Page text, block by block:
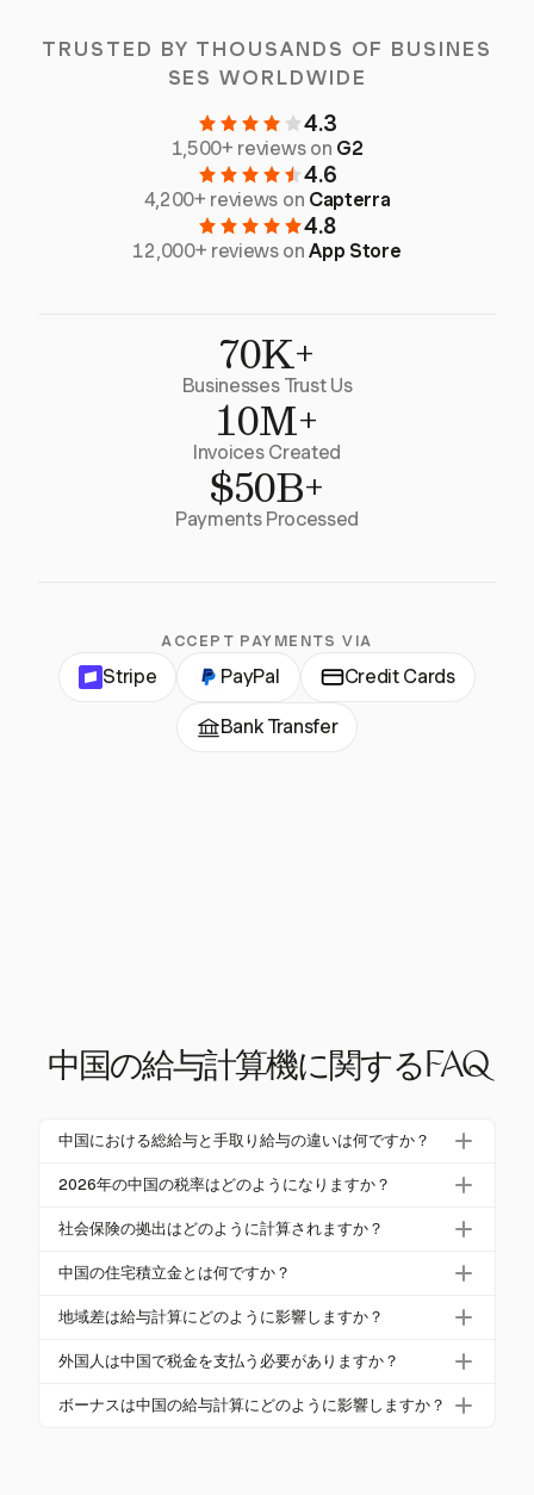
TRUSTED BY THOUSANDS OF BUSINES
SES WORLDWIDE
4.3
1,500+ reviews on G2
4.6
4,200+ reviews on Capterra
4.8
12,000+ reviews onApp Store
70K+
Businesses Trust Us
10M+
Invoices Created
$50B+
Payments Processed
ACCEPT PAYMENTS VIA
Stripe PayPal Credit Cards
Bank Transfer
中国の給与計算機に関するFAQ
中国における総給与と手取り給与の違いは何ですか？
中国における総給与は、税金や社会保険などの控除
除後の手元に残る金額です。
2026年の中国の税率はどのようになりますか？
中国の2026年の税率は3%から45%の範囲で、居住者
育や家賃などの費用に対する追加控除も適用されま
社会保険の拠出はどのように計算されますか？
中国の社会保険の拠出は、年金や医療などの5つの分
用主は年金に最大16%を拠出し、従業員は8%を拠出
中国の住宅積立金とは何ですか？
住宅積立金は、住宅費用のための義務的な貯蓄制度
の範囲で拠出します。
地域差は給与計算にどのように影響しますか？
地域差は最低賃金、社会保険、住宅基金の税率に影
ち、他の都市とは異なる拠出率があります。
外国人は中国で税金を支払う必要がありますか？
はい、中国に183日以上滞在する外国人は、同じIIT
ボーナスは中国の給与計算にどのように影響しますか？